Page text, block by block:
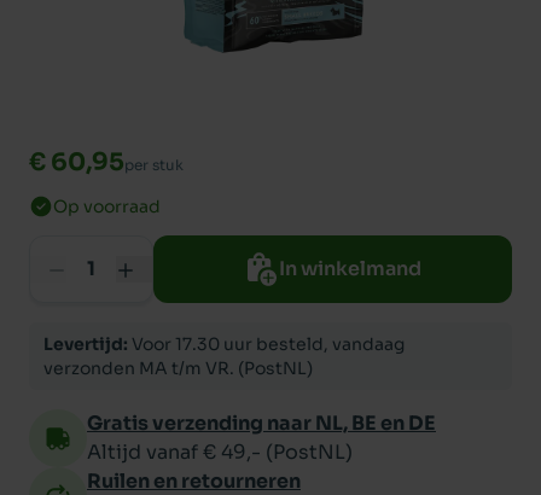
€ 60,95per stuk
Op voorraad
In winkelmand
Levertijd: Voor 17.30 uur besteld, vandaag
verzonden MA t/m VR. (PostNL)
Gratis verzending naar NL, BE en DE
Altijd vanaf € 49,- (PostNL)
Ruilen en retourneren